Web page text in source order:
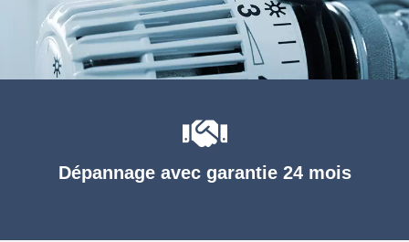
Dépannage avec garantie 24 mois